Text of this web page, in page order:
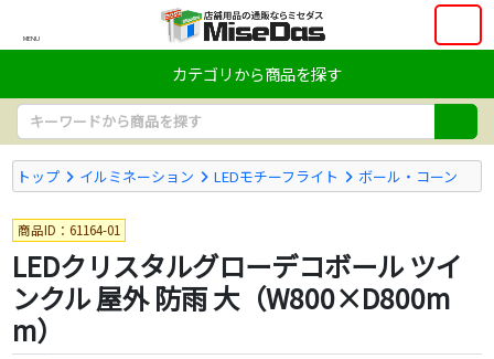
MENU
カテゴリから商品を探す
トップ イルミネーション LEDモチーフライト ボール・コーン
商品ID：61164-01
LEDクリスタルグローデコボール ツイ
ンクル 屋外 防雨 大（W800×D800m
m）